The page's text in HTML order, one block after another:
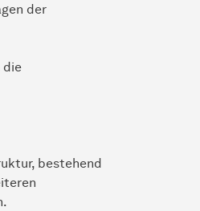
der
die
bestehend